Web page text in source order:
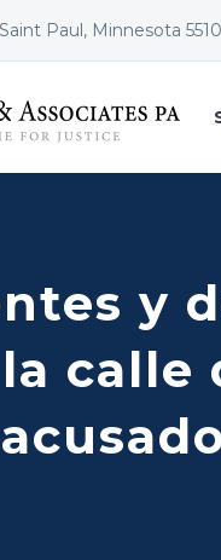
Paul, Minnesota
y
calle